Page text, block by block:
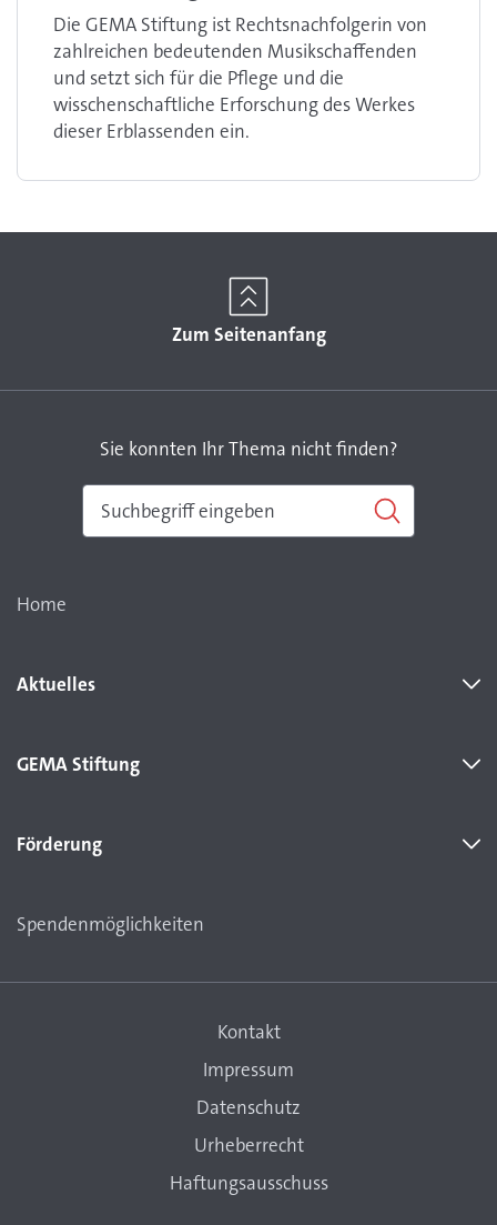
Die GEMA Stiftung ist Rechtsnachfolgerin von
zahlreichen bedeutenden Musikschaffenden
und setzt sich für die Pflege und die
wisschenschaftliche Erforschung des Werkes
dieser Erblassenden ein.
Zum Seitenanfang
Sie konnten Ihr Thema nicht finden?
Home
Aktuelles
GEMA Stiftung
Förderung
Spendenmöglichkeiten
Kontakt
Impressum
Datenschutz
Urheberrecht
Haftungsausschuss